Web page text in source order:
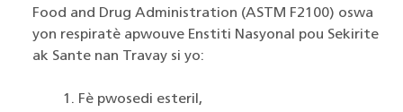
Food and Drug Administration (ASTM F2100) oswa
yon respiratè apwouve Enstiti Nasyonal pou Sekirite
ak Sante nan Travay si yo:
Fè pwosedi esteril,